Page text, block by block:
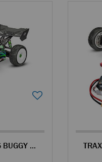
TRAXXAS JATO VXL 4S BUGGY RC 4WD 1/8 BRUSHLESS VERT - 90386-4